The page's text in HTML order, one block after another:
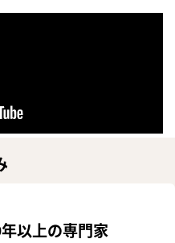
以上の専門家